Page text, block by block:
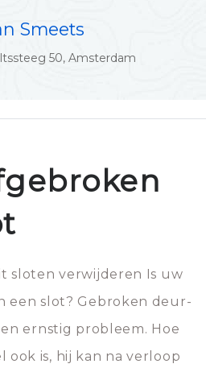
Smeets
50, Amsterdam
sloten verwijderen Is uw
een slot? Gebroken deur-
ernstig probleem. Hoe
is, hij kan na verloop